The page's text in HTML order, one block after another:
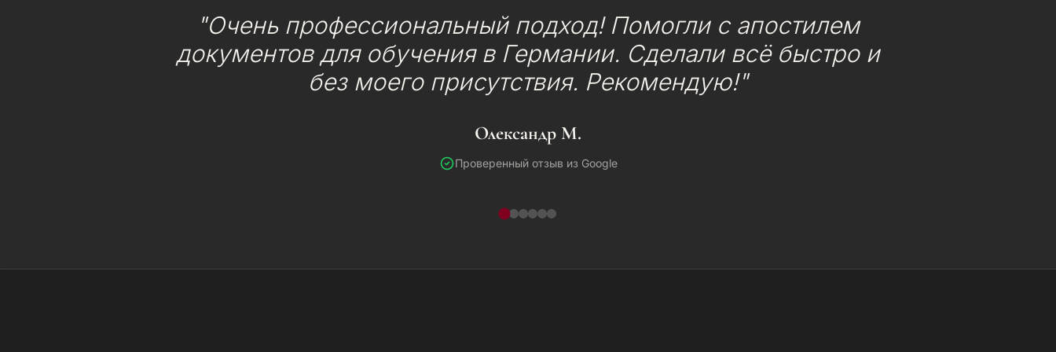
"Очень профессиональный подход! Помогли с апостилем
документов для обучения в Германии. Сделали всё быстро и
без моего присутствия. Рекомендую!"
Олександр М.
Проверенный отзыв из Google